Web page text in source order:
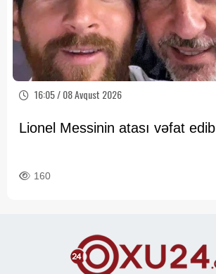
16:05 / 08 Avqust 2026
Lionel Messinin atası vəfat edib
160